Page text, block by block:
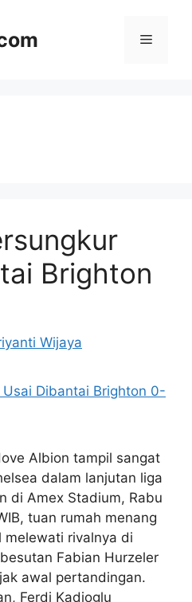
Menu
Brighton
Wijaya
Albion tampil sangat
dalam lanjutan liga
di Amex Stadium, Rabu
tuan rumah menang
rivalnya di
Fabian Hurzeler
awal pertandingan.
Ferdi Kadioglu